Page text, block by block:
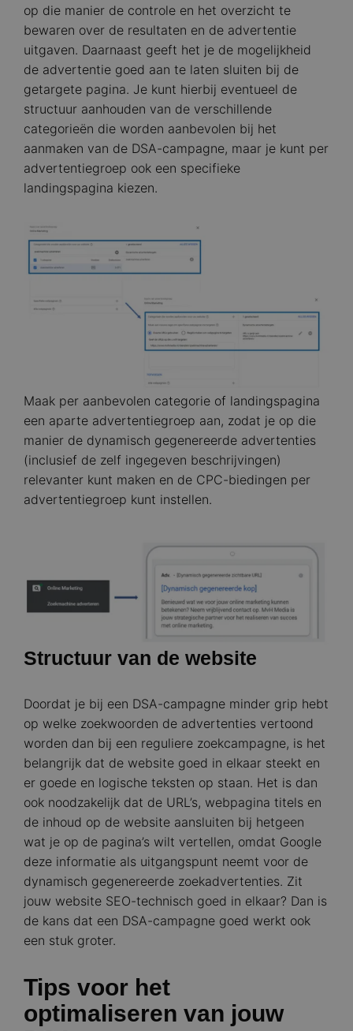
op die manier de controle en het overzicht te
bewaren over de resultaten en de advertentie
uitgaven. Daarnaast geeft het je de mogelijkheid
de advertentie goed aan te laten sluiten bij de
getargete pagina. Je kunt hierbij eventueel de
structuur aanhouden van de verschillende
categorieën die worden aanbevolen bij het
aanmaken van de DSA-campagne, maar je kunt per
advertentiegroep ook een specifieke
landingspagina kiezen.
Image
Maak per aanbevolen categorie of landingspagina
een aparte advertentiegroep aan, zodat je op die
manier de dynamisch gegenereerde advertenties
(inclusief de zelf ingegeven beschrijvingen)
relevanter kunt maken en de CPC-biedingen per
advertentiegroep kunt instellen.
Structuur van de website
Doordat je bij een DSA-campagne minder grip hebt
op welke zoekwoorden de advertenties vertoond
worden dan bij een reguliere zoekcampagne, is het
belangrijk dat de website goed in elkaar steekt en
er goede en logische teksten op staan. Het is dan
ook noodzakelijk dat de URL’s, webpagina titels en
de inhoud op de website aansluiten bij hetgeen
wat je op de pagina’s wilt vertellen, omdat Google
deze informatie als uitgangspunt neemt voor de
dynamisch gegenereerde zoekadvertenties. Zit
jouw website SEO-technisch goed in elkaar? Dan is
de kans dat een DSA-campagne goed werkt ook
een stuk groter.
Tips voor het
optimaliseren van jouw